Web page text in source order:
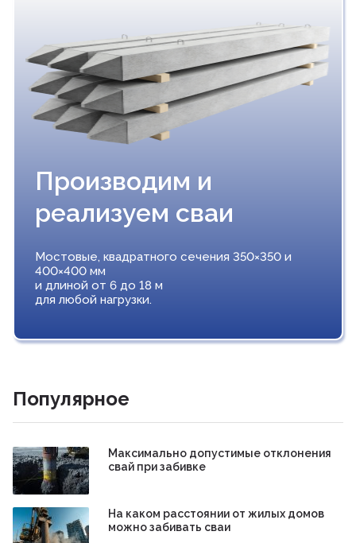
Производим и
реализуем сваи
Мостовые, квадратного сечения 350×350 и
400×400 мм
и длиной от 6 до 18 м
для любой нагрузки.
Популярное
Максимально допустимые отклонения
свай при забивке
На каком расстоянии от жилых домов
можно забивать сваи